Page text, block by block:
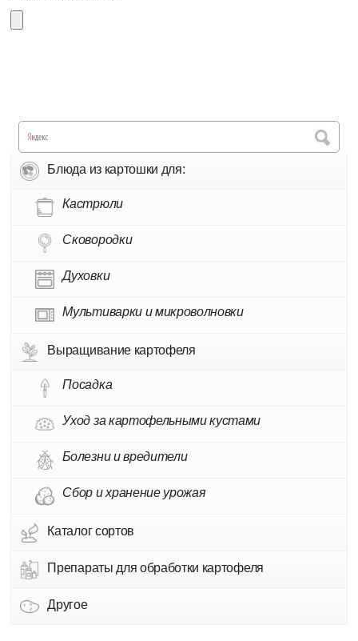
Блюда из картошки для:
Кастрюли
Сковородки
Духовки
Мультиварки и микроволновки
Выращивание картофеля
Посадка
Уход за картофельными кустами
Болезни и вредители
Сбор и хранение урожая
Каталог сортов
Препараты для обработки картофеля
Другое